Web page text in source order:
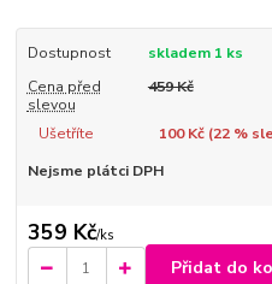
Dostupnost
skladem 1 ks
Cena před
slevou
459 Kč
Ušetříte 100 Kč (22%
Nejsme plátci DPH
359 Kč/ks
Přidat do